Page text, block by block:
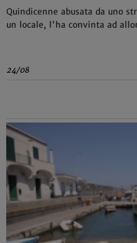
Quindicenne abusata da uno
un locale, l'ha convinta ad
24/08